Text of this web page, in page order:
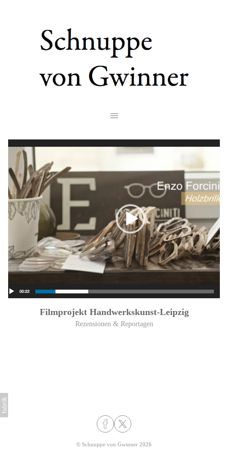
Filmprojekt Handwerkskunst-Leipzig
Rezensionen & Reportagen
© Schnuppe von Gwinner 2026